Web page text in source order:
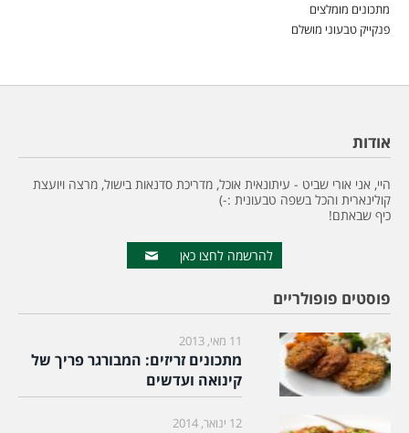
מתכונים מומלצים
פנקייק טבעוני מושלם
אודות
היי, אני אורי שביט - עיתונאית אוכל, מדריכת סדנאות בישול, מרצה ויועצת
קולינארית והכל בשפה טבעונית :-)
כיף שבאתם!
להרשמה לחצו כאן
פוסטים פופולריים
11 מאי, 2013
מתכונים זריזים: המבורגר פריך של
קינואה ועדשים
12 ינואר, 2014